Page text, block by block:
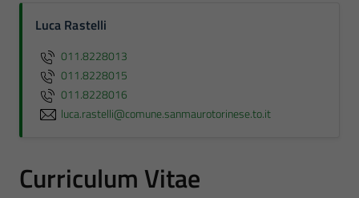
Luca Rastelli
011.8228013
011.8228015
011.8228016
luca.rastelli@comune.sanmaurotorinese.to.it
Curriculum Vitae